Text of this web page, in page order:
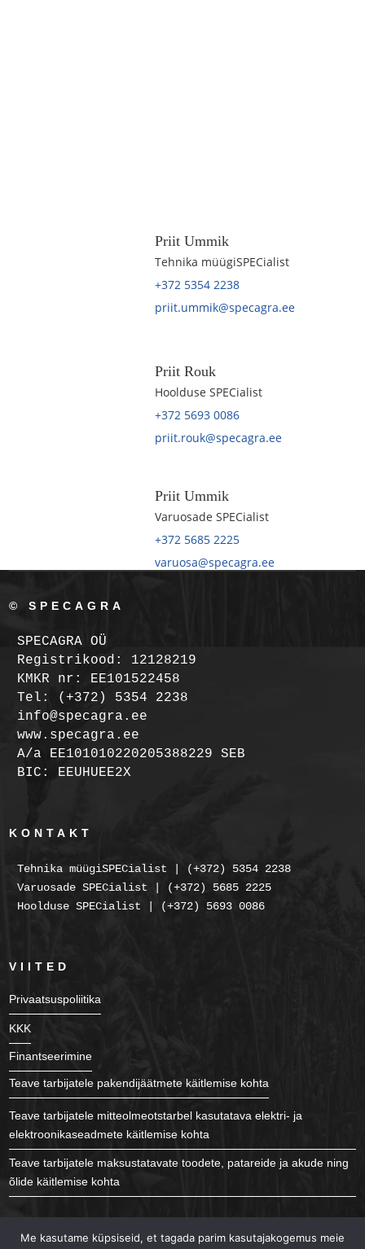
Priit Ummik
Tehnika müügiSPECialist
+372 5354 2238
priit.ummik@specagra.ee
Priit Rouk
Hoolduse SPECialist
+372 5693 0086
priit.rouk@specagra.ee
Priit Ummik
Varuosade SPECialist
+372 5685 2225
varuosa@specagra.ee
© SPECAGRA
SPECAGRA OÜ
Registrikood: 12128219
KMKR nr: EE101522458
Tel: (+372) 5354 2238
info@specagra.ee
www.specagra.ee
A/a EE101010220205388229 SEB
BIC: EEUHUEE2X
KONTAKT
Tehnika müügiSPECialist | (+372) 5354 2238
Varuosade SPECialist | (+372) 5685 2225
Hoolduse SPECialist | (+372) 5693 0086
VIITED
Privaatsuspoliitika
KKK
Finantseerimine
Teave tarbijatele pakendijäätmete käitlemise kohta
Teave tarbijatele mitteolmeotstarbel kasutatava elektri- ja
elektroonikaseadmete käitlemise kohta
Teave tarbijatele maksustatavate toodete, patareide ja akude ning
õlide käitlemise kohta
Me kasutame küpsiseid, et tagada parim kasutajakogemus meie